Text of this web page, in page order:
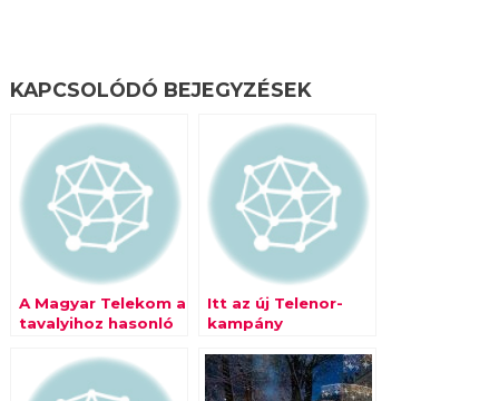
KAPCSOLÓDÓ BEJEGYZÉSEK
A Magyar Telekom a
tavalyihoz hasonló
Itt az új Telenor-
kampány